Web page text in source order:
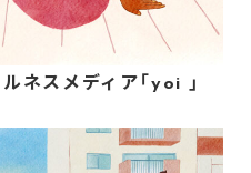
ネスメディア「yoi 」